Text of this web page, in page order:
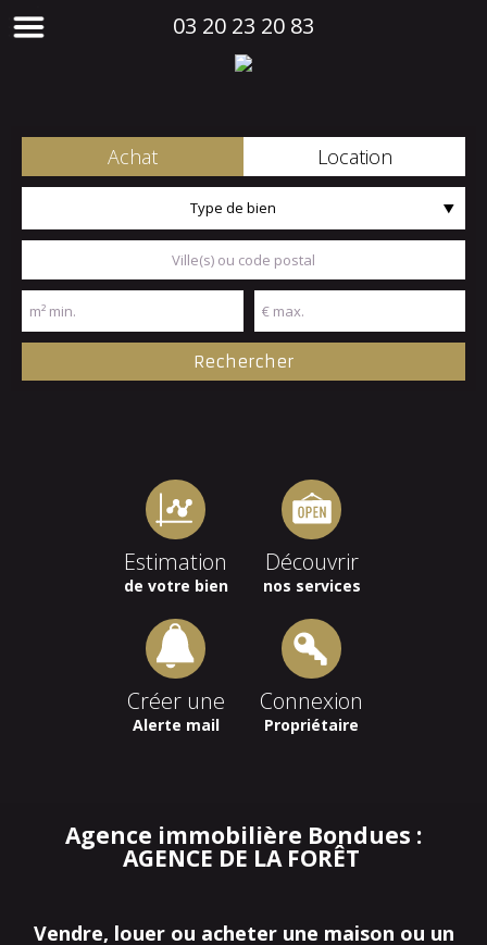
03 20 23 20 83
Achat Location
Type de bien
Estimation
de votre bien
Découvrir
nos services
Créer une
Alerte mail
Connexion
Propriétaire
Agence immobilière Bondues :
AGENCE DE LA FORÊT
Vendre, louer ou acheter une maison ou un